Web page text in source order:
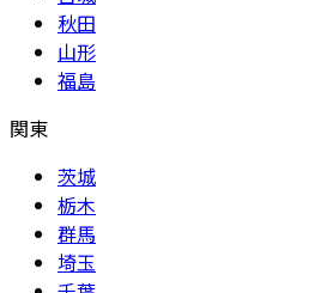
秋田
山形
福島
関東
茨城
栃木
群馬
埼玉